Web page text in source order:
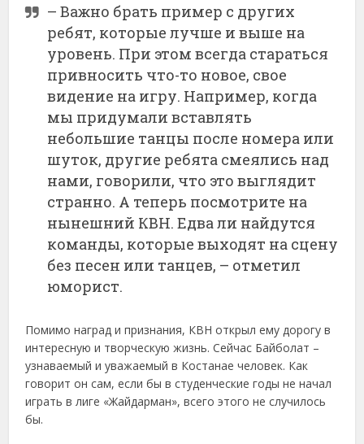
– Важно брать пример с других
ребят, которые лучше и выше на
уровень. При этом всегда стараться
привносить что-то новое, свое
видение на игру. Например, когда
мы придумали вставлять
небольшие танцы после номера или
шуток, другие ребята смеялись над
нами, говорили, что это выглядит
странно. А теперь посмотрите на
нынешний КВН. Едва ли найдутся
команды, которые выходят на сцену
без песен или танцев, – отметил
юморист.
Помимо наград и признания, КВН открыл ему дорогу в
интересную и творческую жизнь. Сейчас Байболат –
узнаваемый и уважаемый в Костанае человек. Как
говорит он сам, если бы в студенческие годы не начал
играть в лиге «Жайдарман», всего этого не случилось
бы.